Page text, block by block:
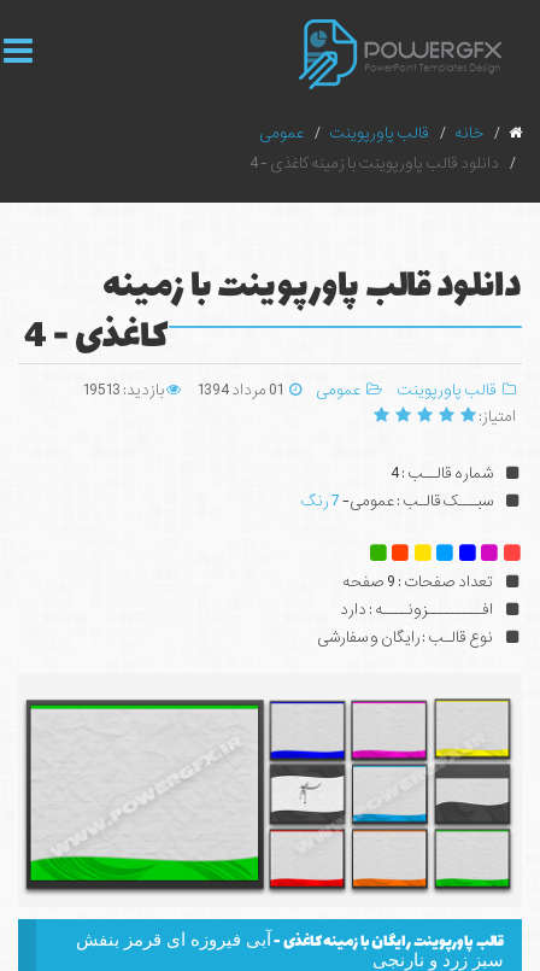
خانه قالب پاورپوینت
عمومی
دانلود قالب پاورپوینت با زمینه کاغذی - 4
دانلود قالب پاورپوینت با زمینه
کاغذی - 4
قالب پاورپوینت عمومی 01 مرداد 1394
بازدید: 19513
امتیاز:
شماره قالــب : 4
سبـــک قالـب : عمومی-7 رنگ
تعداد صفحات : 9 صفحه
افـــــــــزونــــه : دارد
نوع قالـب : رایگان و سفارشی
قالب پاورپوینت رایگان با زمینه کاغذی - آبی فیروزه ای قرمز بنفش
سبز زرد و نارنجی